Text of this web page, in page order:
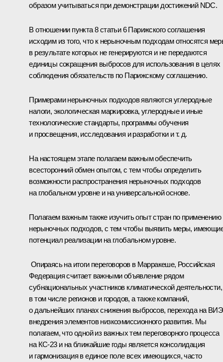
образом учитываться при демонстрации достижений NDC.
В отношении пункта 8 статьи 6 Парижского соглашения
исходим из того, что к нерыночным подходам относятся
в результате которых не генерируются и не передаются
единицы сокращения выбросов для использования в целях
соблюдения обязательств по Парижскому соглашению.
Примерами нерыночных подходов являются углеродные
налоги, экологическая маркировка, углеродные и иные
технологические стандарты, программы обучения
и просвещения, исследования и разработки и т. д.
На настоящем этапе полагаем важным обеспечить
всесторонний обмен опытом, с тем чтобы определить
возможности распространения нерыночных подходов
на глобальном уровне и на универсальной основе.
Полагаем важным также изучить опыт стран по применению
нерыночных подходов, с тем чтобы выявить меры,
потенциал реализации на глобальном уровне.
Опираясь на итоги переговоров в Марракеше, Российская
Федерация считает важными объявление рядом
субнациональных участников климатической деятельности,
в том числе регионов и городов, а также компаний,
о дальнейших планах снижения выбросов, перехода на
внедрения элементов низкоэмиссионного развития. Мы
полагаем, что одной из важных тем переговорного процесса
на КС-23 и на ближайшие годы является консолидация
и гармонизация в единое поле всех имеющихся, часто